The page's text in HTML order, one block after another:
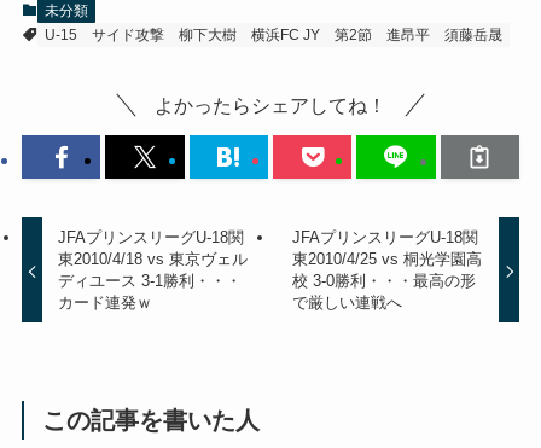
未分類
U-15
サイド攻撃 柳下大樹 横浜FC JY 第2節 進昂平 須藤岳晟
よかったらシェアしてね！
JFAプリンスリーグU-18関
東2010/4/18 vs 東京ヴェル
ディユース 3-1勝利・・・
カード連発ｗ
JFAプリンスリーグU-18関
東2010/4/25 vs 桐光学園高
校 3-0勝利・・・最高の形
で厳しい連戦へ
この記事を書いた人